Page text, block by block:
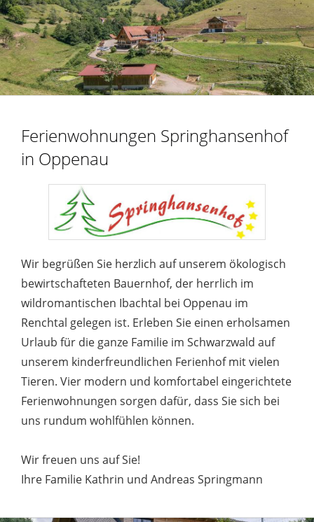
Ferienwohnungen Springhansenhof
in Oppenau
Wir begrüßen Sie herzlich auf unserem ökologisch
bewirtschafteten Bauernhof, der herrlich im
wildromantischen Ibachtal bei Oppenau im
Renchtal gelegen ist. Erleben Sie einen erholsamen
Urlaub für die ganze Familie im Schwarzwald auf
unserem kinderfreundlichen Ferienhof mit vielen
Tieren. Vier modern und komfortabel eingerichtete
Ferienwohnungen sorgen dafür, dass Sie sich bei
uns rundum wohlfühlen können.
Wir freuen uns auf Sie!
Ihre Familie Kathrin und Andreas Springmann